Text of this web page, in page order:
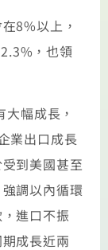
8%以上，
，也領
幅成長，
業出口成長
到美國甚至
調以內循環
進口不振
成長近兩